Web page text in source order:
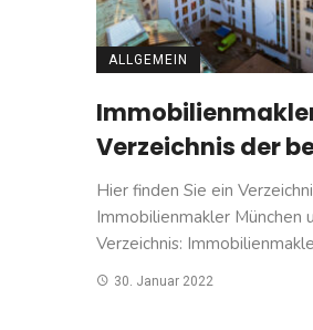
ALLGEMEIN
Verzeichnis der
Hier finden Sie ein
Immobilienmakler München
Verzeichnis:
30. Januar 2022